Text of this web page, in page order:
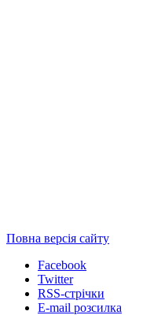
Повна версія сайту
Facebook
Twitter
RSS-стрічки
E-mail розсилка